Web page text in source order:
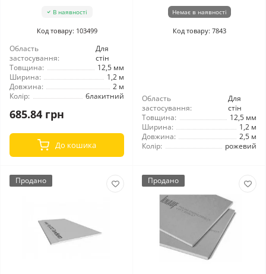
В наявності
Код товару: 103499
Область
застосування:
Для
стін
Товщина:
12,5 мм
Ширина:
1,2 м
Довжина:
2 м
Колір:
блакитний
685.84 грн
До кошика
Немає в наявності
Код товару: 7843
Область
застосування:
Для
стін
Товщина:
12,5 мм
Ширина:
1,2 м
Довжина:
2,5 м
Колір:
рожевий
Продано Продано